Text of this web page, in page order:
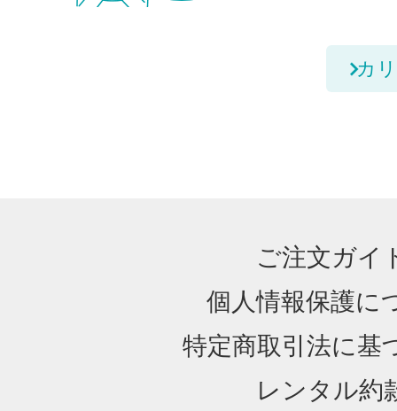
カ
ご注文ガイ
個人情報保護に
特定商取引法に基
レンタル約